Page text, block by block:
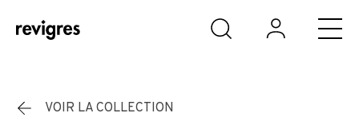
Aller au contenu principal
VOIR LA COLLECTION